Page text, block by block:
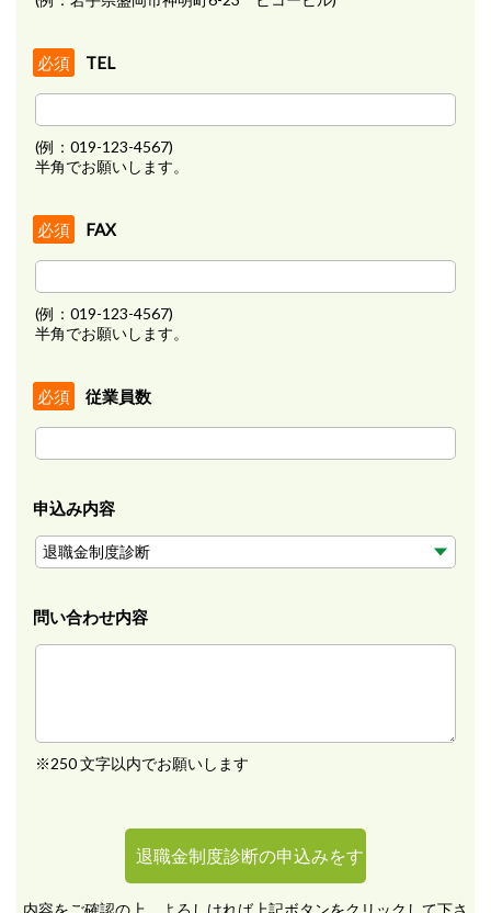
TEL
必須
(例：019-123-4567)
半角でお願いします。
FAX
必須
(例：019-123-4567)
半角でお願いします。
従業員数
必須
申込み内容
問い合わせ内容
※250 文字以内でお願いします
内容をご確認の上、よろしければ上記ボタンをクリックして下さ